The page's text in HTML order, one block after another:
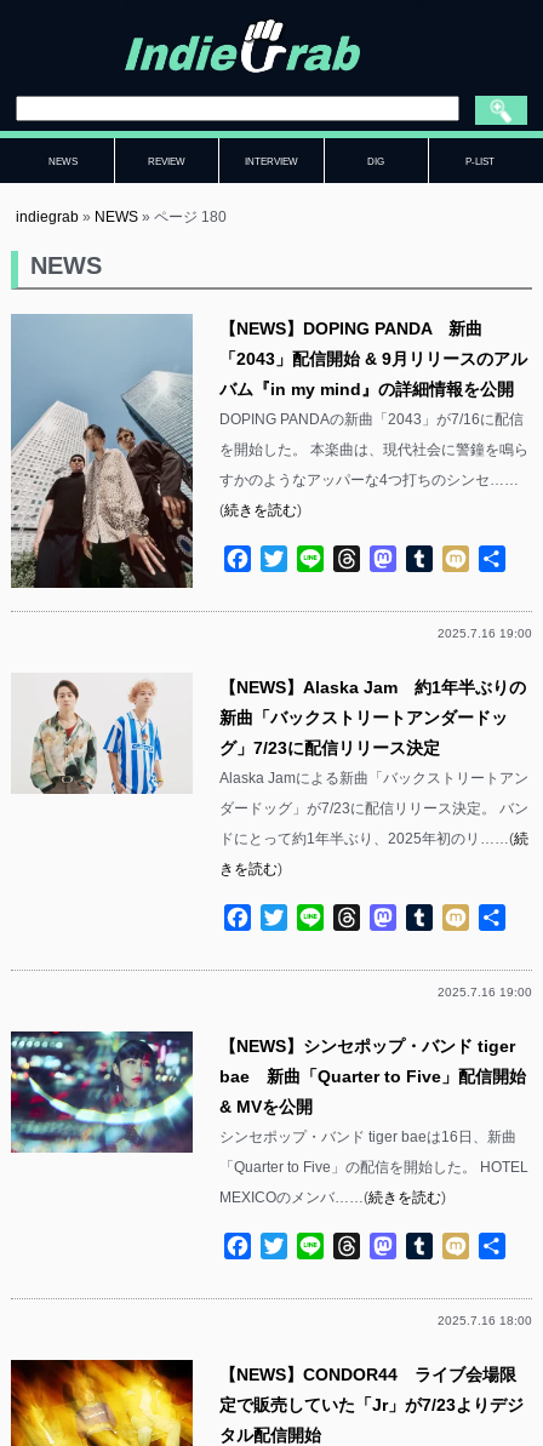
NEWS REVIEW INTERVIEW DIG P-LIST
indiegrab » NEWS »ページ 180
NEWS
【NEWS】DOPING PANDA 新曲
「2043」配信開始 & 9月リリースのアル
バム『in my mind』の詳細情報を公開
DOPING PANDAの新曲「2043」が7/16に配信
を開始した。 本楽曲は、現代社会に警鐘を鳴ら
すかのようなアッパーな4つ打ちのシンセ……
(続きを読む)
Facebook
TwitterLine ThreadsMastodon
Tumblr
Mixi
2025.7.16 19:00
【NEWS】Alaska Jam 約1年半ぶりの
新曲「バックストリートアンダードッ
グ」7/23に配信リリース決定
Alaska Jamによる新曲「バックストリートアン
ダードッグ」が7/23に配信リリース決定。 バン
ドにとって約1年半ぶり、2025年初のリ……(続
きを読む)
Facebook
TwitterLine ThreadsMastodon
Tumblr
Mixi
2025.7.16 19:00
【NEWS】シンセポップ・バンド tiger
bae 新曲「Quarter to Five」配信開始
& MVを公開
シンセポップ・バンド tiger baeは16日、新曲
「Quarter to Five」の配信を開始した。 HOTEL
MEXICOのメンバ……(続きを読む)
Facebook
TwitterLine ThreadsMastodon
Tumblr
Mixi
2025.7.16 18:00
【NEWS】CONDOR44 ライブ会場限
定で販売していた「Jr」が7/23よりデジ
タル配信開始